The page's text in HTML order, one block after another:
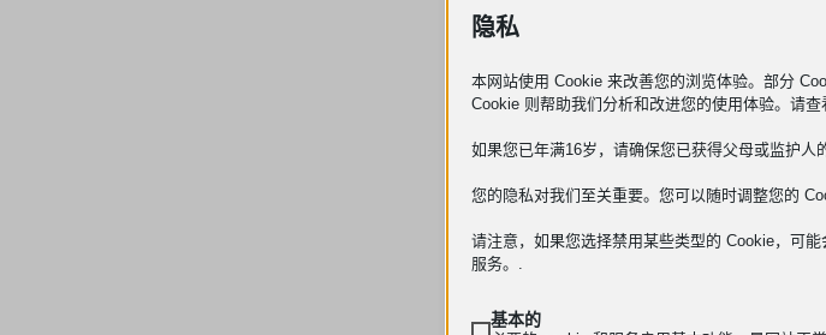
隐私
本网站使用 Cookie 来改善您的浏览体验。部分
Cookie 则帮助我们分析和改进您的使用体验。请
如果您已年满16岁，请确保您已获得父母或监护人
您的隐私对我们至关重要。您可以随时调整您的
请注意，如果您选择禁用某些类型的 Cookie，可
服务。.
基本的